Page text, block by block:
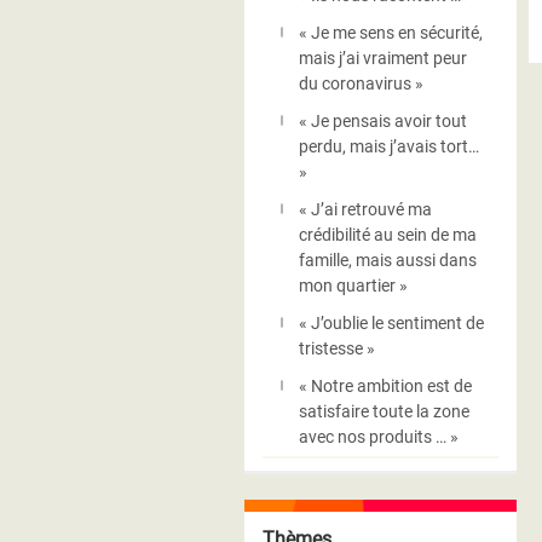
« Je me sens en sécurité,
mais j’ai vraiment peur
du coronavirus »
« Je pensais avoir tout
perdu, mais j’avais tort…
»
« J’ai retrouvé ma
crédibilité au sein de ma
famille, mais aussi dans
mon quartier »
« J’oublie le sentiment de
tristesse »
« Notre ambition est de
satisfaire toute la zone
avec nos produits … »